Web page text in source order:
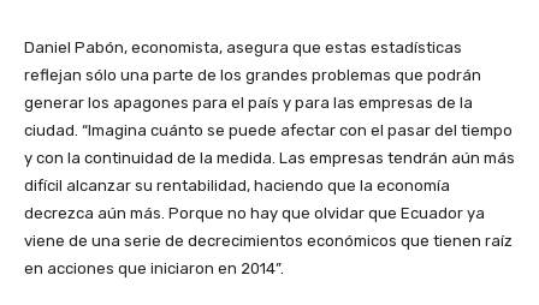
Daniel Pabón, economista, asegura que estas estadísticas
reflejan sólo una parte de los grandes problemas que podrán
generar los apagones para el país y para las empresas de la
ciudad. “Imagina cuánto se puede afectar con el pasar del tiempo
y con la continuidad de la medida. Las empresas tendrán aún más
difícil alcanzar su rentabilidad, haciendo que la economía
decrezca aún más. Porque no hay que olvidar que Ecuador ya
viene de una serie de decrecimientos económicos que tienen raíz
en acciones que iniciaron en 2014”.